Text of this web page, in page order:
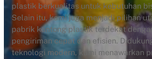
plastik berkualitas untuk kebutuhan
Selain itu, kami juga menjadi pilihan
pabrik kantong plastik terdekat
pengiriman cepat dan efisien.
teknologi modern, kami menawarkan